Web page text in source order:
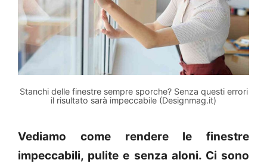
Stanchi delle finestre sempre sporche? Senza questi errori
il risultato sarà impeccabile (Designmag.it)
Vediamo come rendere le finestre
impeccabili, pulite e senza aloni. Ci sono